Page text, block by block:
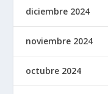
diciembre 2024
noviembre 2024
octubre 2024